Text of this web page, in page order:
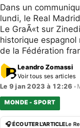
Dans un
lundi, le Real
Le GraÃ«t sur
historique espagnol
de la Fédération
Leandro Zomassi
Voir tous ses articles
Le 9 jan 2023 à 12:26 •
MONDE - SPORT
🎧 ÉCOUTER L'ARTICLE